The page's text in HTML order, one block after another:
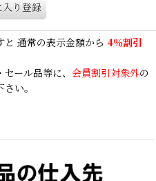
入り登録
と 通常の表示金額から 4％割引
ール品等に、 会員割引対象外の
い。